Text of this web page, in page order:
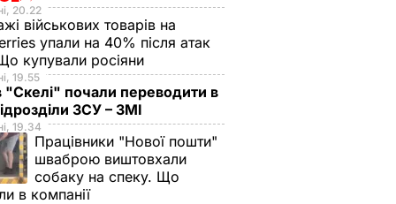
20.22
військових товарів на
упали на 40% після атак
купували росіяни
19.55
"Скелі" почали переводити в
ЗСУ – ЗМІ
19.34
Працівники "Нової пошти"
шваброю виштовхали
собаку на спеку. Що
в компанії